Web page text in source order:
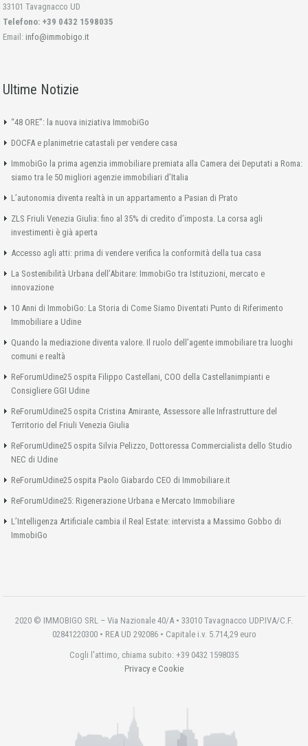
33101 Tavagnacco UD
Telefono: +39 0432 1598035
Email: info@immobigo.it
Ultime Notizie
“48 ORE”: la nuova iniziativa ImmobiGo
DOCFA e planimetrie catastali per vendere casa
ImmobiGo la prima agenzia immobiliare premiata alla Camera dei Deputati a Roma:
siamo tra le 50 migliori agenzie immobiliari d’Italia
L’autonomia diventa realtà in un appartamento a Pasian di Prato
ZLS Friuli Venezia Giulia: fino al 35% di credito d’imposta. La corsa agli
investimenti è già aperta
Accesso agli atti: prima di vendere verifica la conformità della tua casa
La Sostenibilità Urbana dell’Abitare: ImmobiGo tra Istituzioni, mercato e
innovazione
10 Anni di ImmobiGo: La Storia di Come Siamo Diventati Punto di Riferimento
Immobiliare a Udine
Quando la mediazione diventa valore. Il ruolo dell’agente immobiliare tra luoghi
comuni e realtà
ReForumUdine25 ospita Filippo Castellani, COO della Castellanimpianti e
Consigliere GGI Udine
ReForumUdine25 ospita Cristina Amirante, Assessore alle Infrastrutture del
Territorio del Friuli Venezia Giulia
ReForumUdine25 ospita Silvia Pelizzo, Dottoressa Commercialista dello Studio
NEC di Udine
ReForumUdine25 ospita Paolo Giabardo CEO di Immobiliare.it
ReForumUdine25: Rigenerazione Urbana e Mercato Immobiliare
L’Intelligenza Artificiale cambia il Real Estate: intervista a Massimo Gobbo di
ImmobiGo
2020 © IMMOBIGO SRL – Via Nazionale 40/A • 33010 Tavagnacco UDP.IVA/C.F.
02841220300 • REA UD 292086 • Capitale i.v. 5.714,29 euro
Cogli l'attimo, chiama subito: +39 0432 1598035
Privacy e Cookie